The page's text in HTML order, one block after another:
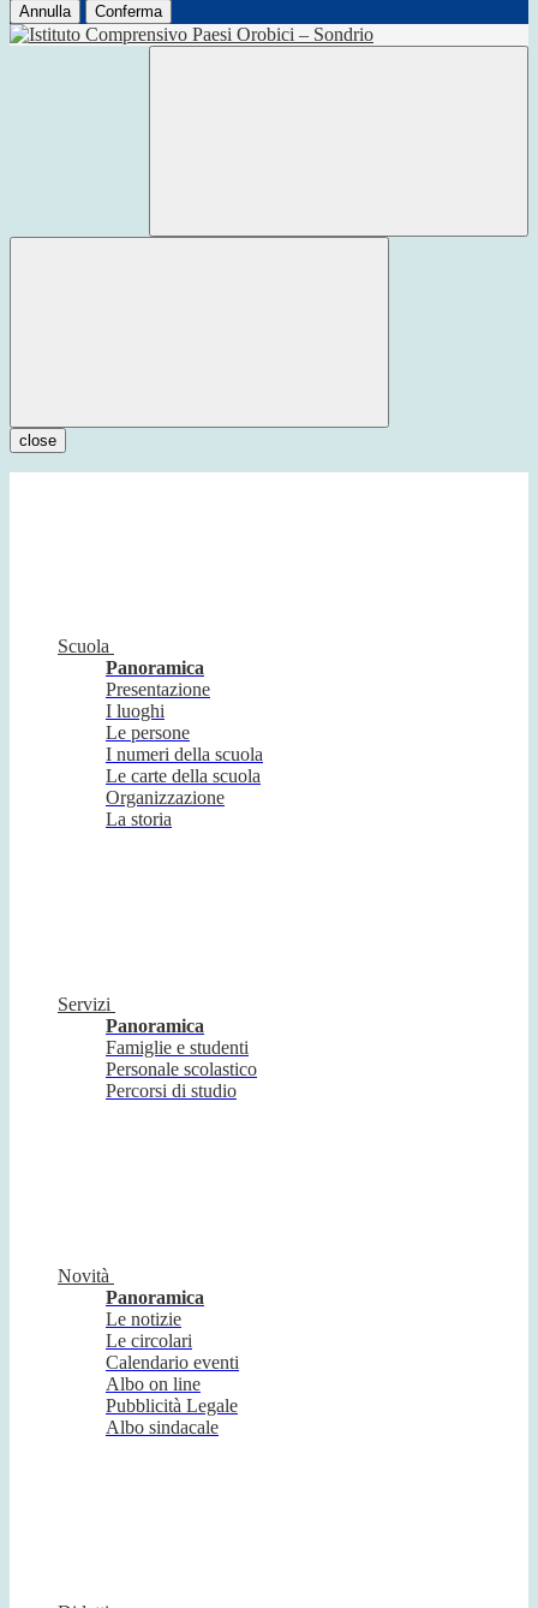
Annulla Conferma
close
Scuola
Panoramica
Presentazione
I luoghi
Le persone
I numeri della scuola
Le carte della scuola
Organizzazione
La storia
Servizi
Panoramica
Famiglie e studenti
Personale scolastico
Percorsi di studio
Novità
Panoramica
Le notizie
Le circolari
Calendario eventi
Albo on line
Pubblicità Legale
Albo sindacale